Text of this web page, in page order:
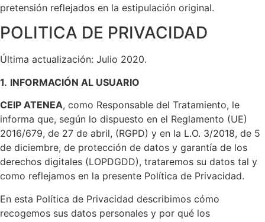
pretensión reflejados en la estipulación original.
POLITICA DE PRIVACIDAD
Última actualización: Julio 2020.
1. INFORMACIÓN AL USUARIO
CEIP ATENEA, como Responsable del Tratamiento, le
informa que, según lo dispuesto en el Reglamento (UE)
2016/679, de 27 de abril, (RGPD) y en la L.O. 3/2018, de 5
de diciembre, de protección de datos y garantía de los
derechos digitales (LOPDGDD), trataremos su datos tal y
como reflejamos en la presente Política de Privacidad.
En esta Política de Privacidad describimos cómo
recogemos sus datos personales y por qué los